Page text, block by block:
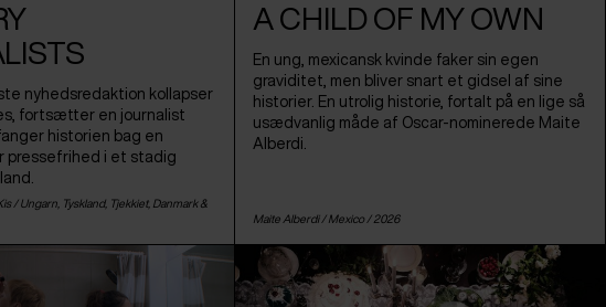
nyhedsredaktion kollapser
fortsætter en journalist
historien bag en
pressefrihed i et stadig
/ Ungarn Tyskland, Tjekkiet, Danmark&
A CHILD OF MY OWN
En ung, mexicansk kvinde faker sin egen
graviditet, men bliver snart et gidsel af sine
historier. En utrolig historie, fortalt på en lige så
usædvanlig måde af Oscar-nominerede Maite
Alberdi.
Maite Alberdi / Mexico / 2026